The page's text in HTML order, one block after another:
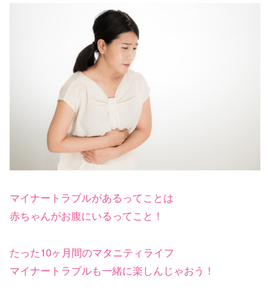
マイナートラブルがあるってことは
赤ちゃんがお腹にいるってこと！
たった10ヶ月間のマタニティライフ
マイナートラブルも一緒に楽しんじゃおう！